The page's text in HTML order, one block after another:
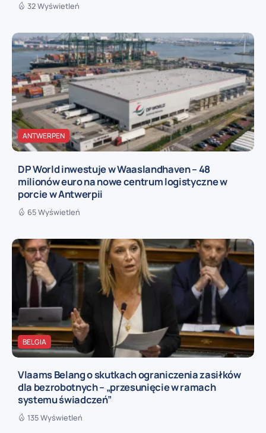
32 Wyświetleń
ANTWERPEN
DP World inwestuje w Waaslandhaven – 48
milionów euro na nowe centrum logistyczne w
porcie w Antwerpii
65 Wyświetleń
BELGIA
Vlaams Belang o skutkach ograniczenia zasiłków
dla bezrobotnych – „przesunięcie w ramach
systemu świadczeń”
135 Wyświetleń